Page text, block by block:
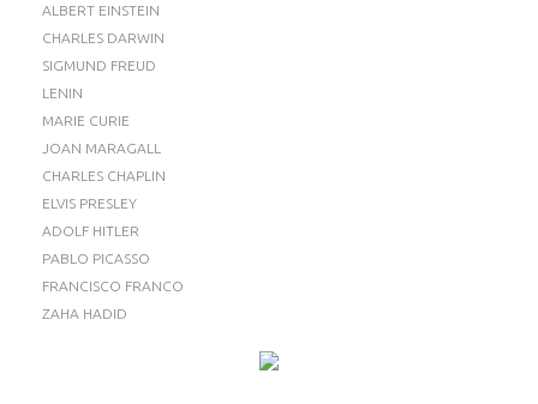
ALBERT EINSTEIN
CHARLES DARWIN
SIGMUND FREUD
LENIN
MARIE CURIE
JOAN MARAGALL
CHARLES CHAPLIN
ELVIS PRESLEY
ADOLF HITLER
PABLO PICASSO
FRANCISCO FRANCO
ZAHA HADID